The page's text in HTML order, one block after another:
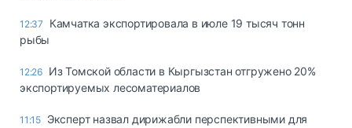
12:37
Камчатка экспортировала в июле 19 тысяч тонн
рыбы
12:26 Из Томской области в Кыргызстан отгружено 20%
экспортируемых лесоматериалов
11:15 Эксперт назвал дирижабли перспективными для